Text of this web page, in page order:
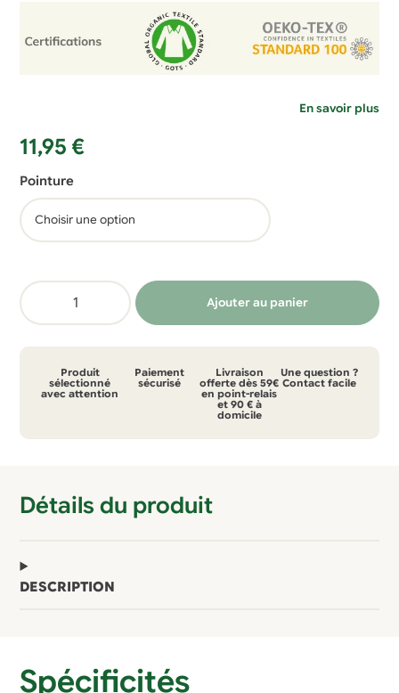
En savoir plus
11,95 €
Pointure
quantité
de
bouclettes
lot
paires
Ajouter au panier
Produit
sélectionné
avec attention
Paiement
sécurisé
Livraison
offerte dès 59€
en point-relais
et 90 € à
domicile
Une question ?
Contact facile
Détails du produit
DESCRIPTION
Spécificités